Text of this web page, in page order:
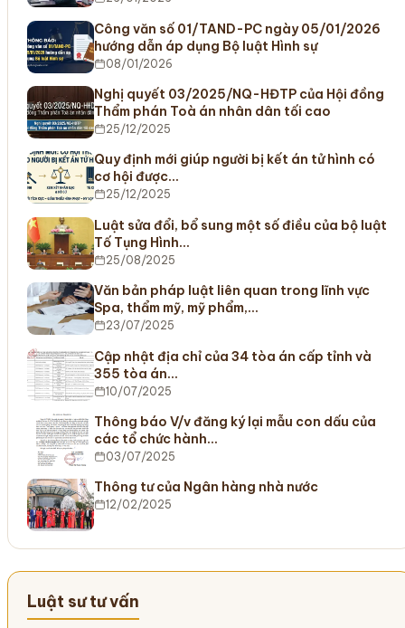
Công văn số 01/TAND-PC ngày 05/01/2026
hướng dẫn áp dụng Bộ luật Hình sự
08/01/2026
Nghị quyết 03/2025/NQ-HĐTP của Hội đồng
Thẩm phán Toà án nhân dân tối cao
25/12/2025
Quy định mới giúp người bị kết án tử hình có
cơ hội được…
25/12/2025
Luật sửa đổi, bổ sung một số điều của bộ luật
Tố Tụng Hình…
25/08/2025
Văn bản pháp luật liên quan trong lĩnh vực
Spa, thẩm mỹ, mỹ phẩm,…
23/07/2025
Cập nhật địa chỉ của 34 tòa án cấp tỉnh và
355 tòa án…
10/07/2025
Thông báo V/v đăng ký lại mẫu con dấu của
các tổ chức hành…
03/07/2025
Thông tư của Ngân hàng nhà nước
12/02/2025
Luật sư tư vấn